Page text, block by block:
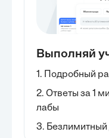
Выполняй
1. Подробный
2. Ответы за 1
лабы
3. Безлимитный